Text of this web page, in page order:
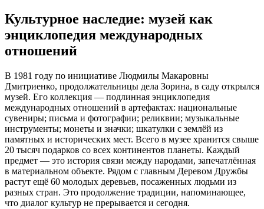
Культурное наследие: музей как
энциклопедия международных
отношений
В 1981 году по инициативе Людмилы Макаровны
Дмитриенко, продолжательницы дела Зорина, в саду открылся
музей. Его коллекция — подлинная энциклопедия
международных отношений в артефактах: национальные
сувениры; письма и фотографии; реликвии; музыкальные
инструменты; монеты и значки; шкатулки с землёй из
памятных и исторических мест. Всего в музее хранится свыше
20 тысяч подарков со всех континентов планеты. Каждый
предмет — это история связи между народами, запечатлённая
в материальном объекте. Рядом с главным Деревом Дружбы
растут ещё 60 молодых деревьев, посаженных людьми из
разных стран. Это продолжение традиции, напоминающее,
что диалог культур не прерывается и сегодня.